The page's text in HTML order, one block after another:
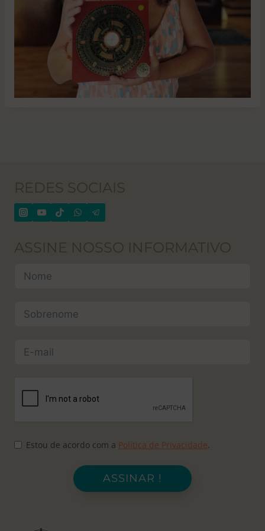
REDES SOCIAIS
ASSINE NOSSO INFORMATIVO
Estou de acordo com a Política de Privacidade.
ASSINAR !